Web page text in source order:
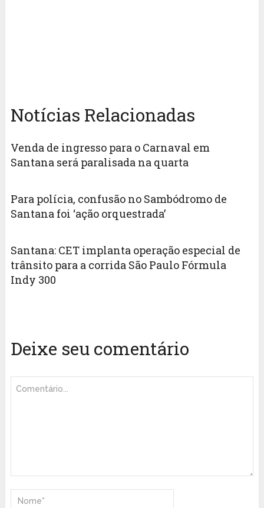
Notícias Relacionadas
Venda de ingresso para o Carnaval em
Santana será paralisada na quarta
Para polícia, confusão no Sambódromo de
Santana foi ‘ação orquestrada’
Santana: CET implanta operação especial de
trânsito para a corrida São Paulo Fórmula
Indy 300
Deixe seu comentário